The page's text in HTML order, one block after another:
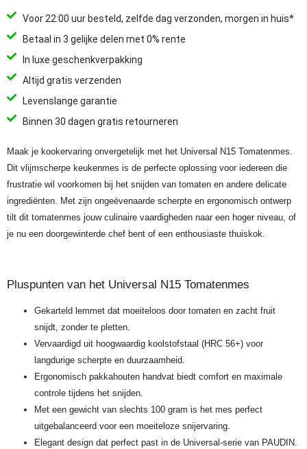
Voor 22:00 uur besteld, zelfde dag verzonden, morgen in huis*
Betaal in 3 gelijke delen met 0% rente
In luxe geschenkverpakking
Altijd gratis verzenden
Levenslange garantie
Binnen 30 dagen gratis retourneren
Maak je kookervaring onvergetelijk met het Universal N15 Tomatenmes.
Dit vlijmscherpe keukenmes is de perfecte oplossing voor iedereen die
frustratie wil voorkomen bij het snijden van tomaten en andere delicate
ingrediënten. Met zijn ongeëvenaarde scherpte en ergonomisch ontwerp
tilt dit tomatenmes jouw culinaire vaardigheden naar een hoger niveau, of
je nu een doorgewinterde chef bent of een enthousiaste thuiskok.
Pluspunten van het Universal N15 Tomatenmes
Gekarteld lemmet dat moeiteloos door tomaten en zacht fruit
snijdt, zonder te pletten.
Vervaardigd uit hoogwaardig koolstofstaal (HRC 56+) voor
langdurige scherpte en duurzaamheid.
Ergonomisch pakkahouten handvat biedt comfort en maximale
controle tijdens het snijden.
Met een gewicht van slechts 100 gram is het mes perfect
uitgebalanceerd voor een moeiteloze snijervaring.
Elegant design dat perfect past in de Universal-serie van PAUDIN.